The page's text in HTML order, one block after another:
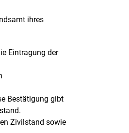
ihres
Eintragung der
Bestätigung gibt
Zivilstand sowie